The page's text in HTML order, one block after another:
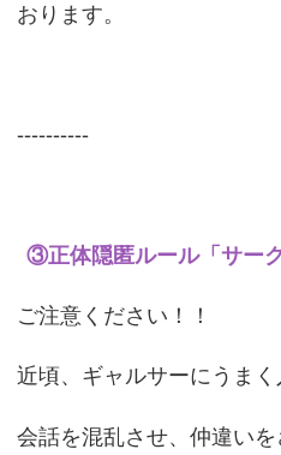
おります。
----------
③正体隠匿ルール「サー
ご注意ください！！
近頃、ギャルサーにうまく
会話を混乱させ、仲違い